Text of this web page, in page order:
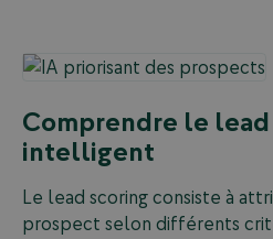
Comprendre le lead
intelligent
Le lead scoring consiste à
prospect selon différents